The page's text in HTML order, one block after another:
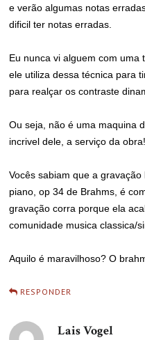
e verão algumas notas
dificil ter notas erradas.
Eu nunca vi alguem com uma
ele utiliza dessa técnica para
para realçar os contraste
Ou seja, não é uma maquina
incrivel dele, a serviço da obra!
Vocês sabiam que a
piano, op 34 de Brahms, é
gravação corra porque ela
comunidade musica classica/
Aquilo é maravilhoso? O
RESPONDER
Lais Vogel